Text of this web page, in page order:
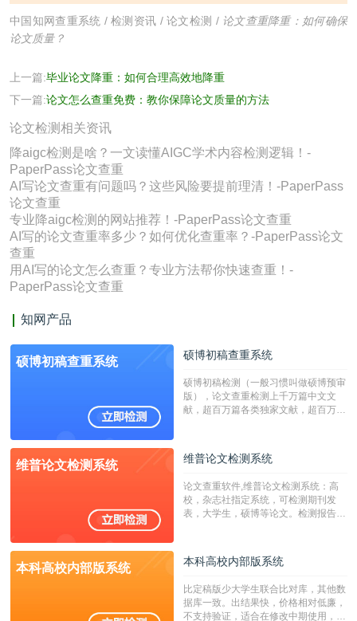
中国知网查重系统 /检测资讯 / 论文检测 / 论文查重降重：如何确保
论文质量？
上一篇:毕业论文降重：如何合理高效地降重
下一篇:论文怎么查重免费：教你保障论文质量的方法
论文检测相关资讯
降aigc检测是啥？一文读懂AIGC学术内容检测逻辑！-
PaperPass论文查重
AI写论文查重有问题吗？这些风险要提前理清！-PaperPass
论文查重
专业降aigc检测的网站推荐！-PaperPass论文查重
AI写的论文查重率多少？如何优化查重率？-PaperPass论文
查重
用AI写的论文怎么查重？专业方法帮你快速查重！-
PaperPass论文查重
知网产品
硕博初稿查重系统 硕博初稿查重系统
硕博初稿检测（一般习惯叫做硕博预审
版），论文查重检测上千万篇中文文
献，超百万篇各类独家文献，超百万港
校用来检测硕博论文的系统，检测范围
广，数据来源真实，检测算法合理!本
字符数30万）
维普论文检测系统 维普论文检测系统
论文查重软件,维普论文检测系统：高
校，杂志社指定系统，可检测期刊发
表，大学生，硕博等论文。检测报告支
本科高校内部版系统 本科高校内部版系统
比定稿版少大学生联合比对库，其他数
据库一致。出结果快，价格相对低廉，
不支持验证，适合在修改中期使用，定